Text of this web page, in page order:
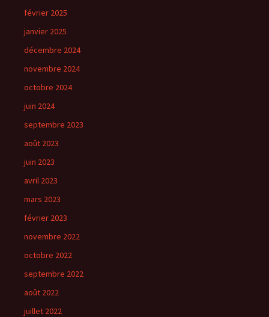
février 2025
janvier 2025
décembre 2024
novembre 2024
octobre 2024
juin 2024
septembre 2023
août 2023
juin 2023
avril 2023
mars 2023
février 2023
novembre 2022
octobre 2022
septembre 2022
août 2022
juillet 2022